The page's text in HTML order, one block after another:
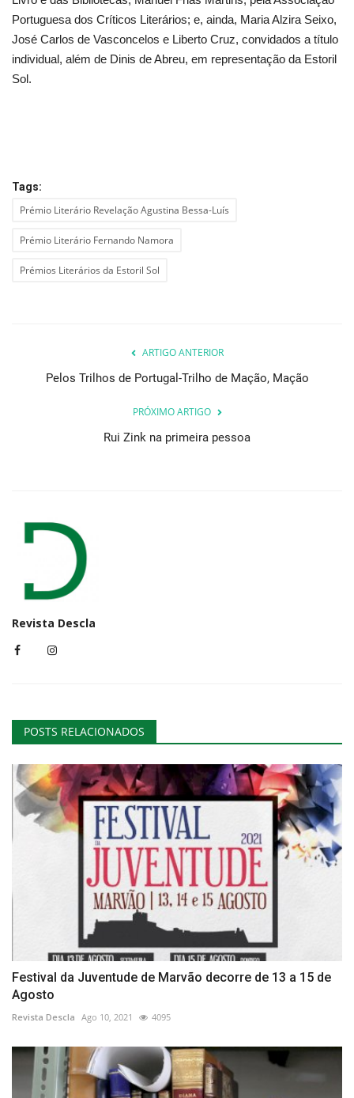
Portuguesa dos Críticos Literários; e, ainda, Maria Alzira Seixo,
José Carlos de Vasconcelos e Liberto Cruz, convidados a título
individual, além de Dinis de Abreu, em representação da Estoril
Sol.
Tags:
Prémio Literário Revelação Agustina Bessa-Luís
Prémio Literário Fernando Namora
Prémios Literários da Estoril Sol
ARTIGO ANTERIOR
Pelos Trilhos de Portugal-Trilho de Mação, Mação
PRÓXIMO ARTIGO
Rui Zink na primeira pessoa
Revista Descla
POSTS RELACIONADOS
Festival da Juventude de Marvão decorre de 13 a 15 de
Agosto
Revista Descla Ago 10, 2021 4095